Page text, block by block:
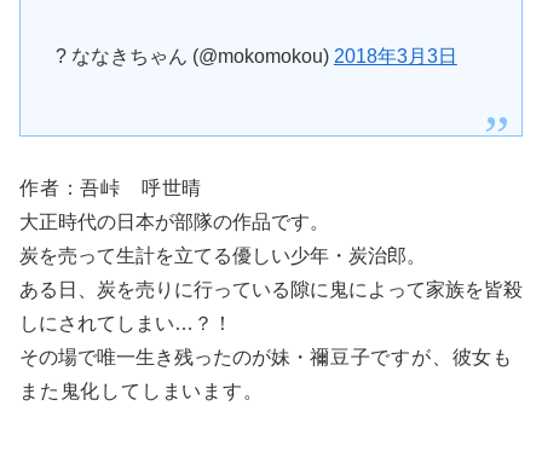
? ななきちゃん (@mokomokou) 2018年3月3日
作者：吾峠 呼世晴
大正時代の日本が部隊の作品です。
炭を売って生計を立てる優しい少年・炭治郎。
ある日、炭を売りに行っている隙に鬼によって家族を皆殺
しにされてしまい…？！
その場で唯一生き残ったのが妹・ 禰豆子ですが、彼女も
また鬼化してしまいます。